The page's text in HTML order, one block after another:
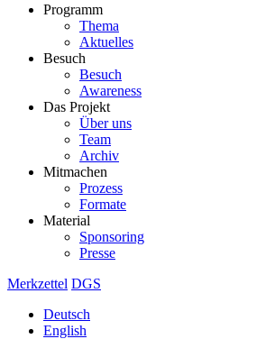
Programm
Thema
Aktuelles
Besuch
Besuch
Awareness
Das Projekt
Über uns
Team
Archiv
Mitmachen
Prozess
Formate
Material
Sponsoring
Presse
Merkzettel DGS
Deutsch
English